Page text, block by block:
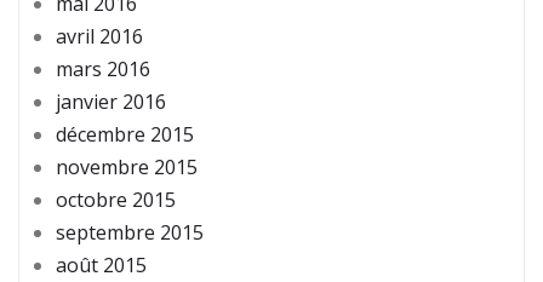
avril 2016
mars 2016
janvier 2016
décembre 2015
novembre 2015
octobre 2015
septembre 2015
août 2015